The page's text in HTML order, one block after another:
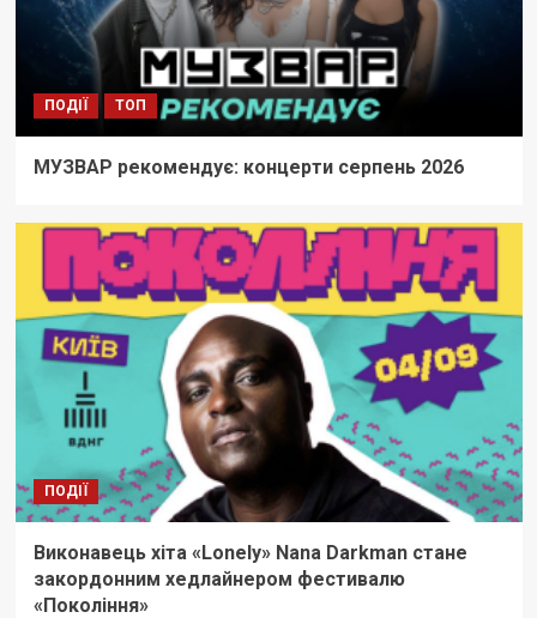
ПОДІЇ ТОП
МУЗВАР рекомендує: концерти серпень 2026
ПОДІЇ
Виконавець хіта «Lonely» Nana Darkman стане
закордонним хедлайнером фестивалю
«Покоління»